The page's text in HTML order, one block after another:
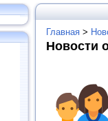
Главная >
Новости